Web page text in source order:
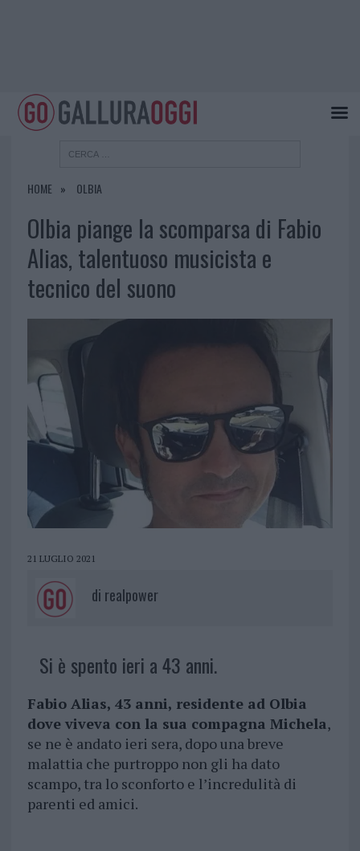
HOME OLBIA
Olbia piange la scomparsa di Fabio
Alias, talentuoso musicista e
tecnico del suono
21 LUGLIO 2021
di realpower
Si è spento ieri a 43 anni.
Fabio Alias, 43 anni, residente ad Olbia
dove viveva con la sua compagna Michela,
se ne è andato ieri sera, dopo una breve
malattia che purtroppo non gli ha dato
scampo, tra lo sconforto e l’incredulità di
parenti ed amici.